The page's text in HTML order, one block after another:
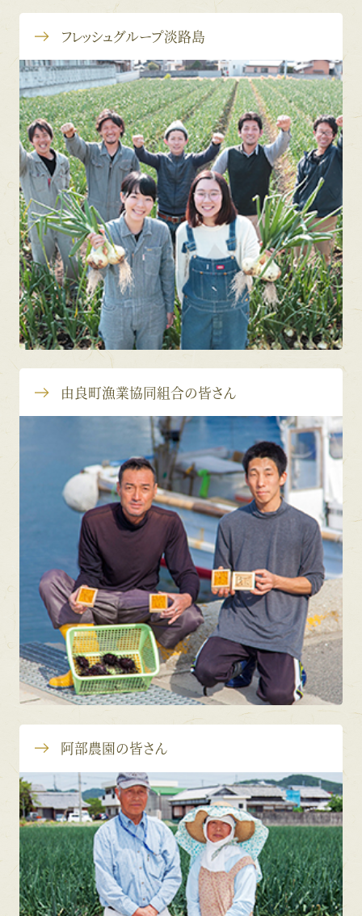
フレッシュグループ淡路島
由良町漁業協同組合の皆さん
阿部農園の皆さん